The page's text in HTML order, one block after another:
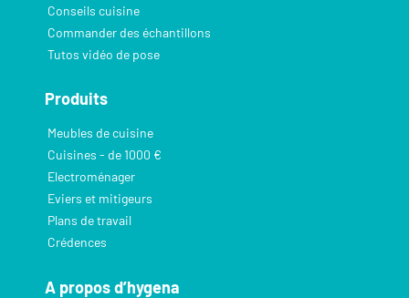
Conseils cuisine
Commander des échantillons
Tutos vidéo de pose
Produits
Meubles de cuisine
Cuisines - de 1000 €
Electroménager
Eviers et mitigeurs
Plans de travail
Crédences
A propos d’hygena